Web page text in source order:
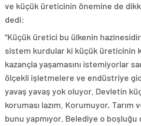
ve küçük üreticinin önemine de
dedi:
“Küçük üretici bu ülkenin
sistem kurdular ki küçük üreticinin
kazançla yaşamasını istemiyorlar
ölçekli işletmelere ve endüstriye
yavaş yavaş yok oluyor. Devletin
koruması lazım. Korumuyor, Tarım
bunu yapmıyor. Belediye o